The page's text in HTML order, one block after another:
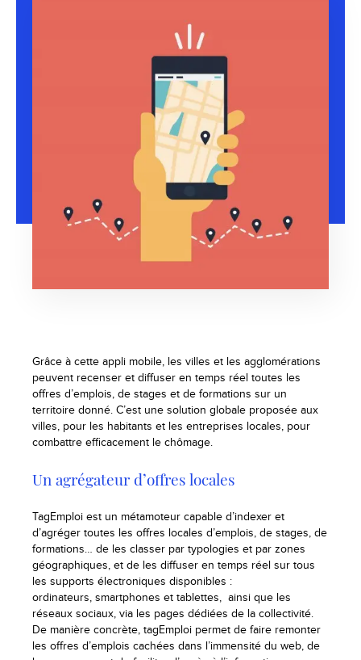
Grâce à cette appli mobile, les villes et les agglomérations
peuvent recenser et diffuser en temps réel toutes les
offres d’emplois, de stages et de formations sur un
territoire donné. C’est une solution globale proposée aux
villes, pour les habitants et les entreprises locales, pour
combattre efficacement le chômage.
Un agrégateur d’offres locales
TagEmploi est un métamoteur capable d’indexer et
d’agréger toutes les offres locales d’emplois, de stages, de
formations… de les classer par typologies et par zones
géographiques, et de les diffuser en temps réel sur tous
les supports électroniques disponibles :
ordinateurs, smartphones et tablettes, ainsi que les
réseaux sociaux, via les pages dédiées de la collectivité.
De manière concrète, tagEmploi permet de faire remonter
les offres d’emplois cachées dans l’immensité du web, de